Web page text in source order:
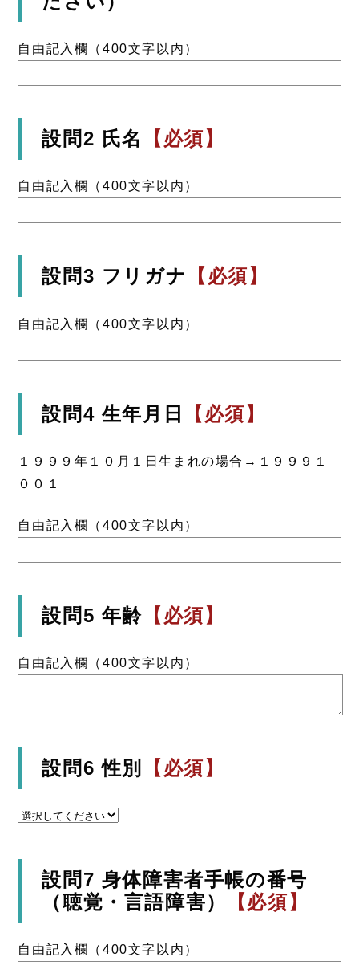
自由記入欄（400文字以内）
設問2 氏名 【必須】
自由記入欄（400文字以内）
設問3 フリガナ 【必須】
自由記入欄（400文字以内）
設問4 生年月日 【必須】
１９９９年１０月１日生まれの場合→１９９９１
００１
自由記入欄（400文字以内）
設問5 年齢 【必須】
自由記入欄（400文字以内）
設問6 性別 【必須】
設問7 身体障害者手帳の番号
（聴覚・言語障害）
【必須】
自由記入欄（400文字以内）